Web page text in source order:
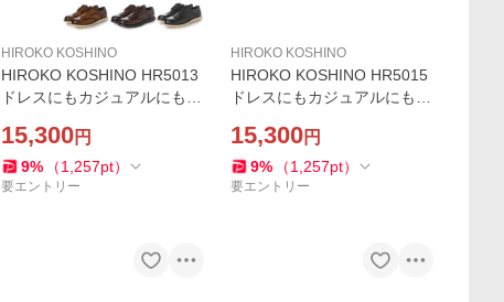
HIROKO KOSHINO
HIROKO KOSHINO HR5013
ドレスにもカジュアルにも使
ップ madras
15,300円
9% （1,257pt）
要エントリー
HIROKO KOSHINO
HIROKO KOSHINO HR5015
ドレスにもカジュアルにも使
ビジネスシューズ madras
15,300円
9% （1,257pt）
要エントリー